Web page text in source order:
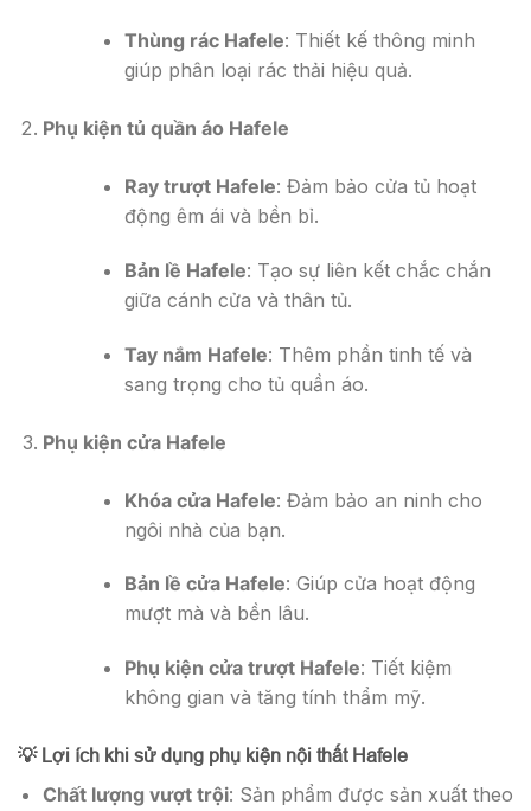
Thùng rác Hafele: Thiết kế thông minh
giúp phân loại rác thải hiệu quả.
Phụ kiện tủ quần áo Hafele
Ray trượt Hafele: Đảm bảo cửa tủ hoạt
động êm ái và bền bỉ.
Bản lề Hafele: Tạo sự liên kết chắc chắn
giữa cánh cửa và thân tủ.
Tay nắm Hafele: Thêm phần tinh tế và
sang trọng cho tủ quần áo.
Phụ kiện cửa Hafele
Khóa cửa Hafele: Đảm bảo an ninh cho
ngôi nhà của bạn.
Bản lề cửa Hafele: Giúp cửa hoạt động
mượt mà và bền lâu.
Phụ kiện cửa trượt Hafele: Tiết kiệm
không gian và tăng tính thẩm mỹ.
💡 Lợi ích khi sử dụng phụ kiện nội thất Hafele
Chất lượng vượt trội: Sản phẩm được sản xuất theo